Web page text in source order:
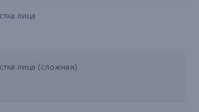
лица
лица (сложная)